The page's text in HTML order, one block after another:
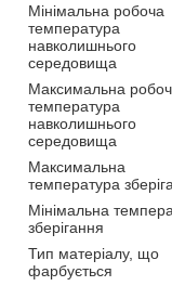
Мінімальна робоча
температура
навколишнього
середовища
Максимальна
температура
навколишнього
середовища
Максимальна
температура
Мінімальна
зберігання
Тип матеріалу, що
фарбується